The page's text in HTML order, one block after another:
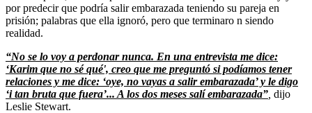
por predecir que podría salir embarazada teniendo su pareja en
prisión; palabras que ella ignoró, pero que terminaro n siendo
realidad.
“No se lo voy a perdonar nunca. En una entrevista me dice:
‘Karim que no sé qué', creo que me preguntó si podíamos tener
relaciones y me dice: ‘oye, no vayas a salir embarazada’ y le digo
‘i tan bruta que fuera’... A los dos meses salí embarazada” dijo
Leslie Stewart.